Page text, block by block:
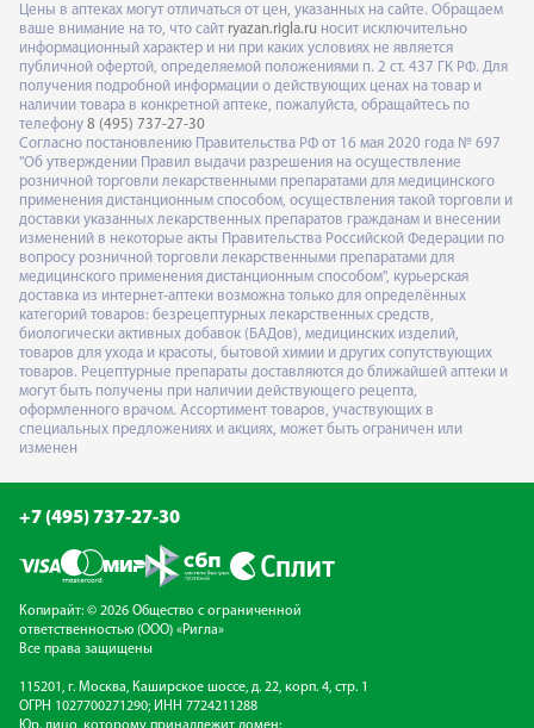
Цены в аптеках могут отличаться от цен, указанных на сайте. Обращаем
ваше внимание на то, что сайт ryazan.rigla.ru носит исключительно
информационный характер и ни при каких условиях не является
публичной офертой, определяемой положениями п. 2 ст. 437 ГК РФ. Для
получения подробной информации о действующих ценах на товар и
наличии товара в конкретной аптеке, пожалуйста, обращайтесь по
телефону 8 (495) 737-27-30
Согласно постановлению Правительства РФ от 16 мая 2020 года № 697
"Об утверждении Правил выдачи разрешения на осуществление
розничной торговли лекарственными препаратами для медицинского
применения дистанционным способом, осуществления такой торговли и
доставки указанных лекарственных препаратов гражданам и внесении
изменений в некоторые акты Правительства Российской Федерации по
вопросу розничной торговли лекарственными препаратами для
медицинского применения дистанционным способом", курьерская
доставка из интернет-аптеки возможна только для определённых
категорий товаров: безрецептурных лекарственных средств,
биологически активных добавок (БАДов), медицинских изделий,
товаров для ухода и красоты, бытовой химии и других сопутствующих
товаров. Рецептурные препараты доставляются до ближайшей аптеки и
могут быть получены при наличии действующего рецепта,
оформленного врачом. Ассортимент товаров, участвующих в
специальных предложениях и акциях, может быть ограничен или
изменен
+7 (495) 737-27-30
Копирайт: © 2026 Общество с ограниченной
ответственностью (ООО) «Ригла»
Все права защищены
115201, г. Москва, Каширское шоссе, д. 22, корп. 4, стр. 1
ОГРН 1027700271290; ИНН 7724211288